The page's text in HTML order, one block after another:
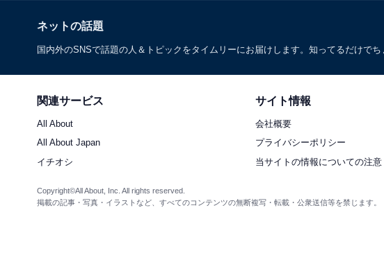
ネットの話題
国内外のSNSで話題の人＆トピックをタイムリーにお届けします。知ってるだけで
関連サービス
All About
All About Japan
イチオシ
サイト情報
会社概要
プライバシーポリシー
当サイトの情報についての注意
Copyright©All About, Inc. All rights reserved.
掲載の記事・写真・イラストなど、すべてのコンテンツの無断複写・転載・公衆送信等を禁じます。